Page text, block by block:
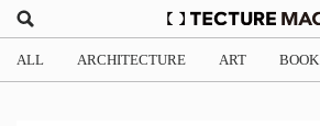
ALL ARCHITECTURE ART BOOK